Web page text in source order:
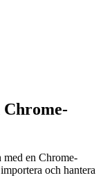
en Chrome-
och hantera